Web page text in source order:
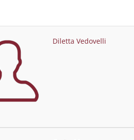
Diletta Vedovelli